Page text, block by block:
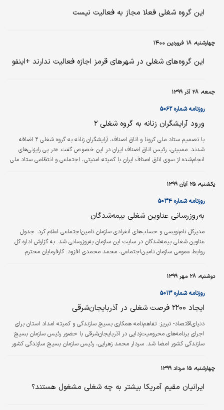
خوبی با رئیس سابقم ندارم و آدم مناسبی نیست
که بخواهد درباره من به آنها اطلاعات دهد. پس از
این گروه شغلی فعلا مجاز به فعالیت نیست
چهارشنبه، ۱۸ فروردین ۱۴۰۰
این گروه‌های شغلی در شهرهای قرمز اجازه فعالیت ندارند +اینفو
جمعه، ۲۸ آذر ۱۳۹۹
روزنامه شماره ۵۰۶۲
ورود آرایشگران زنانه به گروه شغلی ۲
با تصمیم ستاد ملی کرونا و اتاق اصناف، آرایشگران زنانه به گروه شغلی ۲ اضافه
شدند. ممبینی، رئیس اتاق اصناف ایران در این خصوص گفت: «در پی رایزنی‌های
انجام‌شده از سوی اتاق اصناف ایران با کمیته امنیتی، اجتماعی و انتظامی ستاد ملی
شدند. به این ترتیب واحد‌های صنفی آرایشگران زنانه با رعایت پروتکل‌های بهداشتی و
قرار گرفته و در تمامی شهرها به جز در وضعیت قرمز…
یکشنبه، ۲۵ آبان ۱۳۹۹
روزنامه شماره ۵۰۳۴
به‌روزرسانی عناوین شغلی بیمه‌شدگان
مدیرکل نام‌نویسی و حساب‌های انفرادی سازمان تامین‌اجتماعی اعلام کرد: جدول
عناوین شغلی بیمه‌شدگان در سایت این سازمان به‌روزرسانی شد. به گزارش اداره کل
روابط عمومی سازمان تامین‌اجتماعی، محمد محمدی افزود: کارفرمایان محترم
به‌روزرسانی شده است، بهره‌برداری کنند.
دوشنبه، ۲۸ مهر ۱۳۹۹
روزنامه شماره ۵۰۱۳
ایجاد ۲۲۰۰ فرصت شغلی در آذربایجان‌شرقی
دنیای‌اقتصاد- تبریز: تفاهم‌نامه همکاری بسیج سازندگی و کمیته امداد استان برای
اجرای برنامه‌های محرومیت‌زدایی در آذربایجان‌شرقی با حضور رئیس سازمان بسیج
سازندگی کشور امضا شد. سردار محمد زهرایی، رئیس سازمان بسیج سازندگی کشور
۲۰۰ میلیارد تومان منابع تسهیلاتی از طریق بسیج هماهنگی شده و صرف
توانمندسازی نیازمندان می‌شود که ۷۷ میلیارد تومان تسهیلات در آذربایجان‌شرقی
اعطا…
چهارشنبه، ۱۵ مرداد ۱۳۹۹
ایرانیان مقیم آمریکا بیشتر به چه شغلی مشغول هستند؟